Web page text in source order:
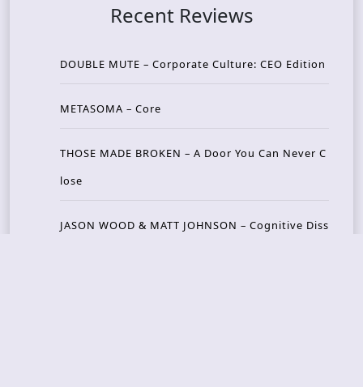
Recent Reviews
DOUBLE MUTE – Corporate Culture: CEO Edition
METASOMA – Core
THOSE MADE BROKEN – A Door You Can Never C
lose
JASON WOOD & MATT JOHNSON – Cognitive Diss